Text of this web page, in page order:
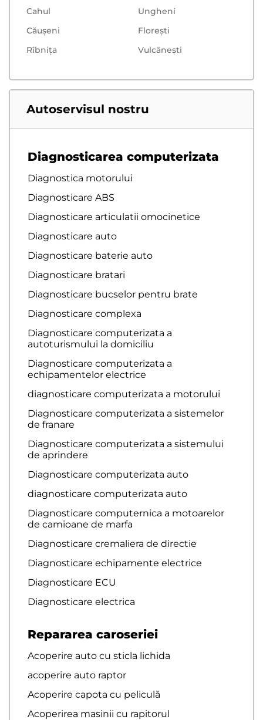
Cahul
Ungheni
Căușeni
Floreşti
Rîbnița
Vulcăneşti
Autoservisul nostru
Diagnosticarea computerizata
Diagnostica motorului
Diagnosticare ABS
Diagnosticare articulatii omocinetice
Diagnosticare auto
Diagnosticare baterie auto
Diagnosticare bratari
Diagnosticare bucselor pentru brate
Diagnosticare complexa
Diagnosticare computerizata a
autoturismului la domiciliu
Diagnosticare computerizata a
echipamentelor electrice
diagnosticare computerizata a motorului
Diagnosticare computerizata a sistemelor
de franare
Diagnosticare computerizata a sistemului
de aprindere
Diagnosticare computerizata auto
diagnosticare computerizata auto
Diagnosticare computernica a motoarelor
de camioane de marfa
Diagnosticare cremaliera de directie
Diagnosticare echipamente electrice
Diagnosticare ECU
Diagnosticare electrica
Repararea caroseriei
Acoperire auto cu sticla lichida
acoperire auto raptor
Acoperire capota cu peliculă
Acoperirea masinii cu rapitorul